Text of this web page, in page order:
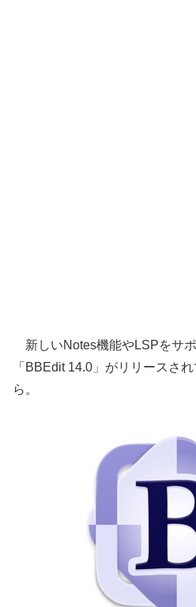
新しいNotes機能やLSPをサ
「BBEdit 14.0」がリリースさ
ら。